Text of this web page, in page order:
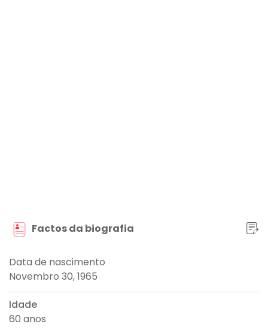
Factos da biografia
Data de nascimento
Novembro 30, 1965
Idade
60 anos